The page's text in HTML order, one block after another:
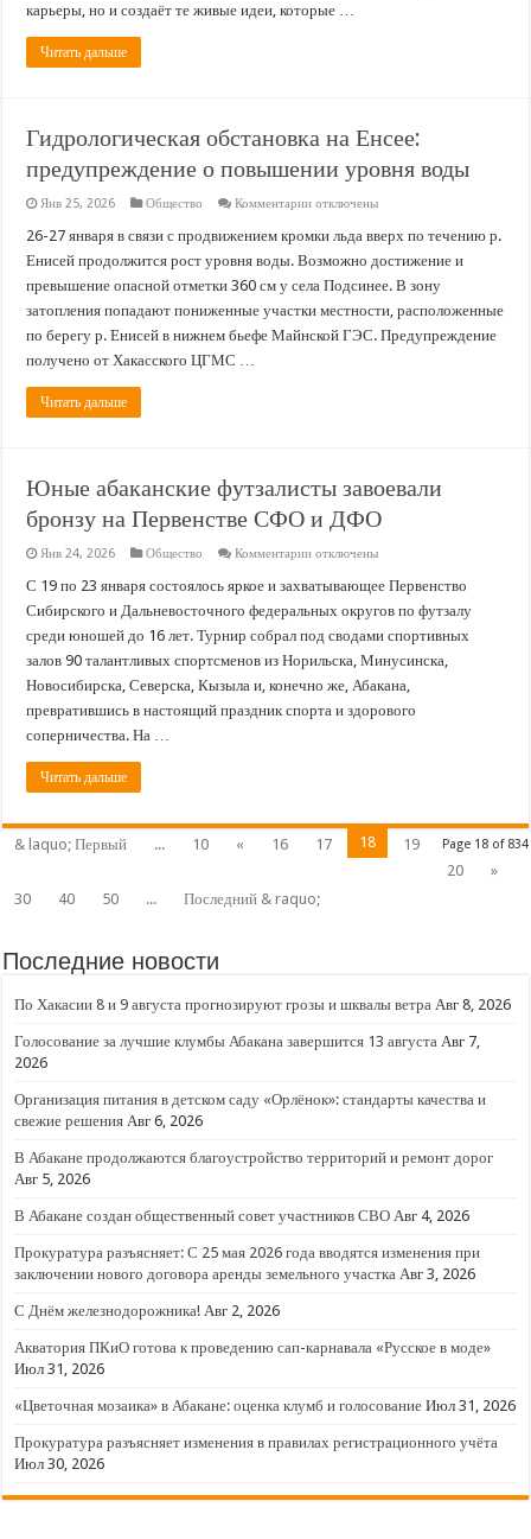
карьеры, но и создаёт те живые идеи, которые …
Читать дальше
Гидрологическая обстановка на Енсее:
предупреждение о повышении уровня воды
Янв 25, 2026 Общество Комментариик
Гидрологическая
обстановка
на
Енсее:
предупреждение
о
уровня
отключены
26-27 января в связи с продвижением кромки льда вверх по течению р.
Енисей продолжится рост уровня воды. Возможно достижение и
превышение опасной отметки 360 см у села Подсинее. В зону
затопления попадают пониженные участки местности, расположенные
по берегу р. Енисей в нижнем бьефе Майнской ГЭС. Предупреждение
получено от Хакасского ЦГМС …
Читать дальше
Юные абаканские футзалисты завоевали
бронзу на Первенстве СФО и ДФО
Янв 24, 2026 Общество Комментариик
Юные
абаканские
футзалисты
бронзу
на
СФО
и
ДФО
отключены
С 19 по 23 января состоялось яркое и захватывающее Первенство
Сибирского и Дальневосточного федеральных округов по футзалу
среди юношей до 16 лет. Турнир собрал под сводами спортивных
залов 90 талантливых спортсменов из Норильска, Минусинска,
Новосибирска, Северска, Кызыла и, конечно же, Абакана,
превратившись в настоящий праздник спорта и здорового
соперничества. На …
Читать дальше
Page 18 of 834
& laquo; Первый ... 10 « 16 17 18
19
20
»
30
40 50 ... Последний & raquo;
Последние новости
По Хакасии 8 и 9 августа прогнозируют грозы и шквалы ветра Авг 8, 2026
Голосование за лучшие клумбы Абакана завершится 13 августа Авг 7,
2026
Организация питания в детском саду «Орлёнок»: стандарты качества и
свежие решения Авг 6, 2026
В Абакане продолжаются благоустройство территорий и ремонт дорог
Авг 5, 2026
В Абакане создан общественный совет участников СВО Авг 4, 2026
Прокуратура разъясняет: С 25 мая 2026 года вводятся изменения при
заключении нового договора аренды земельного участка Авг 3, 2026
С Днём железнодорожника! Авг 2, 2026
Акватория ПКиО готова к проведению сап-карнавала «Русское в моде»
Июл 31, 2026
«Цветочная мозаика» в Абакане: оценка клумб и голосование Июл 31, 2026
Прокуратура разъясняет изменения в правилах регистрационного учёта
Июл 30, 2026